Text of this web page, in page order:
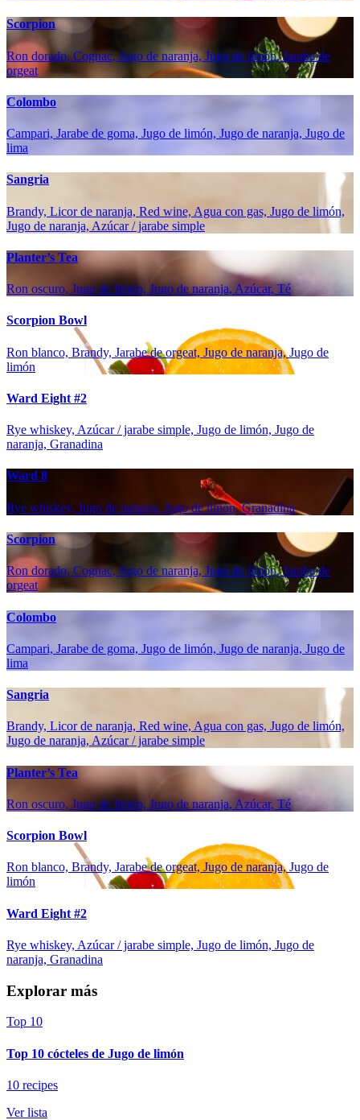
Scorpion
Ron dorado, Cognac, Jugo de naranja, Jugo de limón, Jarabe de
orgeat
Colombo
Campari, Jarabe de goma, Jugo de limón, Jugo de naranja, Jugo de
lima
Sangria
Brandy, Licor de naranja, Red wine, Agua con gas, Jugo de limón,
Jugo de naranja, Azúcar / jarabe simple
Planter’s Tea
Ron oscuro, Jugo de limón, Jugo de naranja, Azúcar, Té
Scorpion Bowl
Ron blanco, Brandy, Jarabe de orgeat, Jugo de naranja, Jugo de
limón
Ward Eight #2
Rye whiskey, Azúcar / jarabe simple, Jugo de limón, Jugo de
naranja, Granadina
Ward 8
Rye whiskey, Jugo de naranja, Jugo de limón, Granadina
Scorpion
Ron dorado, Cognac, Jugo de naranja, Jugo de limón, Jarabe de
orgeat
Colombo
Campari, Jarabe de goma, Jugo de limón, Jugo de naranja, Jugo de
lima
Sangria
Brandy, Licor de naranja, Red wine, Agua con gas, Jugo de limón,
Jugo de naranja, Azúcar / jarabe simple
Planter’s Tea
Ron oscuro, Jugo de limón, Jugo de naranja, Azúcar, Té
Scorpion Bowl
Ron blanco, Brandy, Jarabe de orgeat, Jugo de naranja, Jugo de
limón
Ward Eight #2
Rye whiskey, Azúcar / jarabe simple, Jugo de limón, Jugo de
naranja, Granadina
Explorar más
Top 10
Top 10 cócteles de Jugo de limón
10 recipes
Ver lista